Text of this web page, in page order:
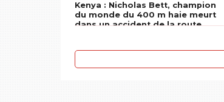
Kenya : Nicholas Bett, champion
du monde du 400 m haie meurt
dans un accident de la route